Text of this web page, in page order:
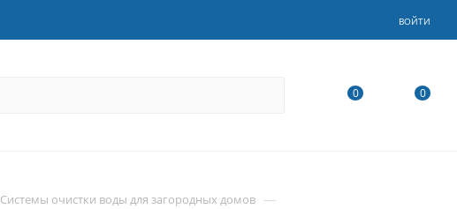
ВОЙТИ
0 0
Системы очистки воды для загородных домов —